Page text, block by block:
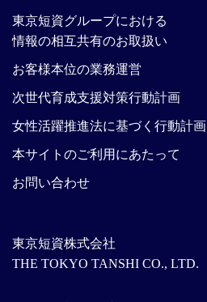
東京短資株式会社
THE TOKYO TANSHI CO., LTD.
東京短資グループにおける
情報の相互共有のお取扱い
お客様本位の業務運営
次世代育成支援対策行動計画
女性活躍推進法に基づく行動計画
本サイトのご利用にあたって
お問い合わせ